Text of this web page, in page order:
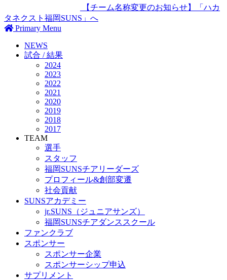
【チーム名称変更のお知らせ】「ハカ
タネクスト福岡SUNS」へ
Primary Menu
NEWS
試合 / 結果
2024
2023
2022
2021
2020
2019
2018
2017
TEAM
選手
スタッフ
福岡SUNSチアリーダーズ
プロフィール&創部変遷
社会貢献
SUNSアカデミー
jr.SUNS（ジュニアサンズ）
福岡SUNSチアダンススクール
ファンクラブ
スポンサー
スポンサー企業
スポンサーシップ申込
サプリメント